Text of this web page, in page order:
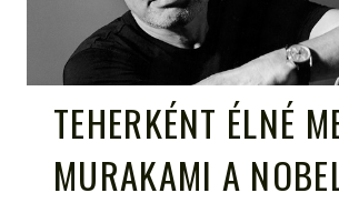
TEHERKÉNT ÉLNÉ
MURAKAMI A